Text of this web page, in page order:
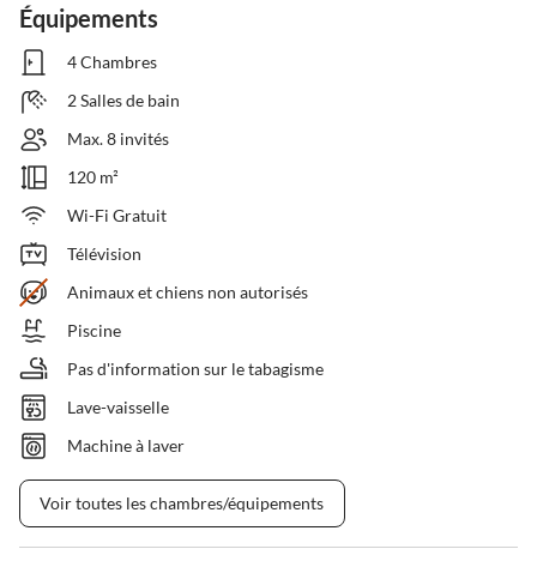
Équipements
4 Chambres
2 Salles de bain
Max. 8 invités
120 m²
Wi-Fi Gratuit
Télévision
Animaux et chiens non autorisés
Piscine
Pas d'information sur le tabagisme
Lave-vaisselle
Machine à laver
Voir toutes les chambres/équipements